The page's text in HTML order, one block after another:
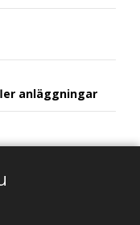
anläggningar
Geotjenester